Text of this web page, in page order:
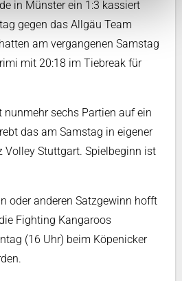
in Münster ein 1:3 kassiert
gegen das Allgäu Team
am vergangenen Samstag
mit 20:18 im Tiebreak für
nunmehr sechs Partien auf ein
das am Samstag in eigener
Volley Stuttgart. Spielbeginn ist
oder anderen Satzgewinn hofft
Fighting Kangaroos
(16 Uhr) beim Köpenicker